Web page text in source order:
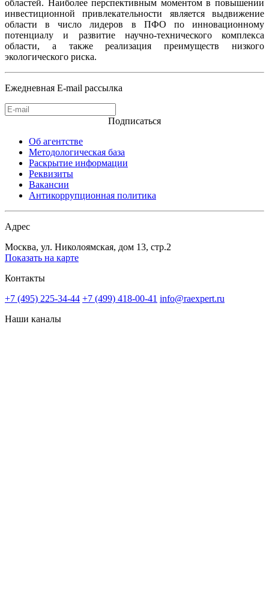
областей. Наиболее перспективным моментом в повышении
инвестиционной привлекательности является выдвижение
области в число лидеров в ПФО по инновационному
потенциалу и развитие научно-технического комплекса
области, а также реализация преимуществ низкого
экологического риска.
Ежедневная E-mail рассылка
Подписаться
Об агентстве
Методологическая база
Раскрытие информации
Реквизиты
Вакансии
Антикоррупционная политика
Адрес
Москва, ул. Николоямская, дом 13, стр.2
Показать на карте
Контакты
+7 (495) 225-34-44 +7 (499) 418-00-41 info@raexpert.ru
Наши каналы